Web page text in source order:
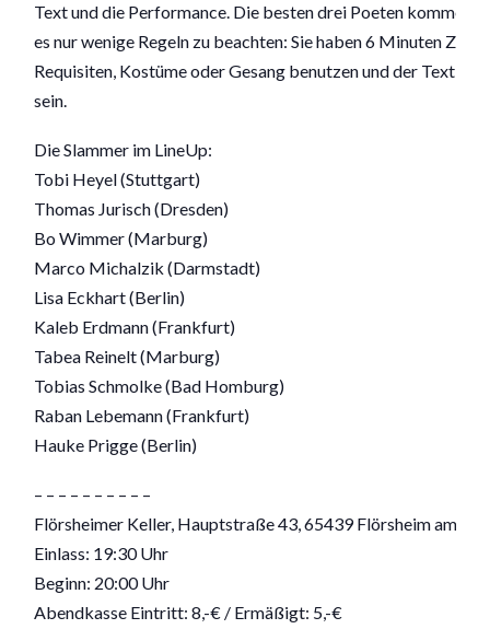
Text und die Performance. Die besten drei Poeten kommen
es nur wenige Regeln zu beachten: Sie haben 6 Minuten Zeit,
Requisiten, Kostüme oder Gesang benutzen und der Text
sein.
Die Slammer im LineUp:
Tobi Heyel (Stuttgart)
Thomas Jurisch (Dresden)
Bo Wimmer (Marburg)
Marco Michalzik (Darmstadt)
Lisa Eckhart (Berlin)
Kaleb Erdmann (Frankfurt)
Tabea Reinelt (Marburg)
Tobias Schmolke (Bad Homburg)
Raban Lebemann (Frankfurt)
Hauke Prigge (Berlin)
– – – – – – – – – –
Flörsheimer Keller, Hauptstraße 43, 65439 Flörsheim am
Einlass: 19:30 Uhr
Beginn: 20:00 Uhr
Abendkasse Eintritt: 8,-€ / Ermäßigt: 5,-€